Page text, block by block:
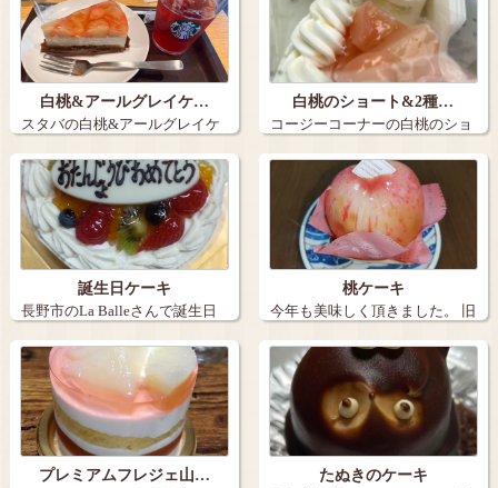
白桃&アールグレイケ…
スタバの白桃&アールグレイケ
ーキとアイス…
白桃のショート&2種…
コージーコーナーの白桃のショ
ートと2種の…
誕生日ケーキ
長野市のLa Balleさんで誕生日
ケー…
桃ケーキ
今年も美味しく頂きました。 旧
丸子の【…
プレミアムフレジェ山… たぬきのケーキ